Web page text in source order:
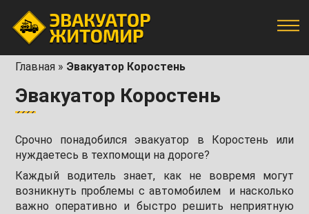
Главная » Эвакуатор Коростень
Эвакуатор Коростень
Срочно понадобился эвакуатор в Коростень или
нуждаетесь в техпомощи на дороге?
Каждый водитель знает, как не вовремя могут
возникнуть проблемы с автомобилем и насколько
важно оперативно и быстро решить неприятную